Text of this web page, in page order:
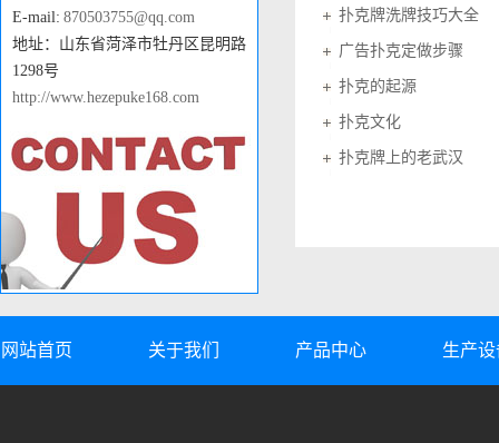
E-mail: 870503755@qq.com
地址：山东省菏泽市牡丹区昆明路
1298号
http://www.hezepuke168.com
扑克牌洗牌技巧大全
广告扑克定做步骤
扑克的起源
扑克文化
扑克牌上的老武汉
网站首页 关于我们 产品中心 生产